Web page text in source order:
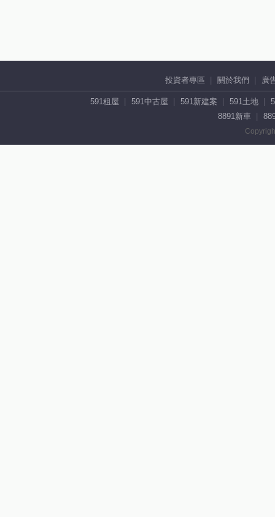
投資者專區 關於我們 廣
591租屋 591中古屋 591新建案 591土地
8891新車